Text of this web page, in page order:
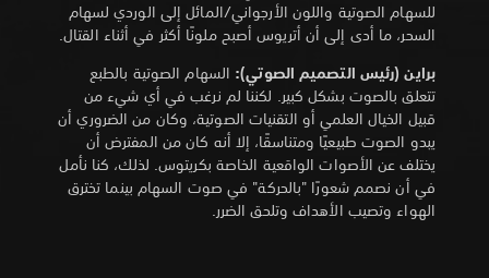
للسهام الصوتية واللون الأرجواني/المائل إلى الوردي لسهام
السحر، ما أدى إلى أن أتريوس أصبح ملونًا أكثر في أثناء القتال.
براين (رئيس التصميم الصوتي): السهام الصوتية بالطبع
تتعلق بالصوت بشكل كبير. لكننا لم نرغب في أي شيء من
قبيل الخيال العلمي أو التقنيات الصوتية، وكان من الضروري أن
يبدو الصوت طبيعيًا ومتناسقًا، إلا أنه كان من المفترض أن
يختلف عن الأصوات الواقعية الخاصة بكريتوس. لذلك، كنا نأمل
في أن نصمم شعورًا "بالحركة" في صوت السهام بينما تخترق
الهواء وتصيب الأهداف وتلحق الضرر.